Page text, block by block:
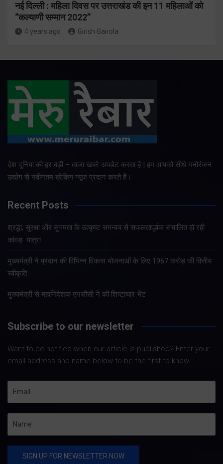
नई दिल्ली : महिला दिवस पर उत्तराखंड की इन 11 महिलाओं को
“कल्याणी सम्मान 2022”
4 years ago Girish Gairola
देश दुनिया की हर बड़ी – ताजा खबरे अपडेट करता है | हम आपको सीधे मनोरंजन
उद्योग से नवीनतम ब्रेकिंग न्यूज प्रदान करते हैं।
Recent Posts
श्रद्धा, सुरक्षा और सुगमता के उत्कृष्ट समन्वय से सफलतापूर्वक संचालित हो रही
कांवड़ यात्रा
मुख्यमंत्री ने प्रदान की विभिन्न विकास योजनाओं के लिए 1967 करोड़ की वित्तीय
स्वीकृति
मुख्यमंत्री से महानिदेशक एनसीसी ने की शिष्टाचार भेंट
Subscribe to our newsletter
Want to be notified when our article is published? Enter your
email address and name below to be the first to know.